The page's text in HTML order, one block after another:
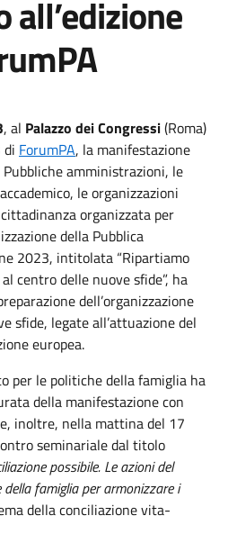
, al Palazzo dei Congressi(Roma)
di ForumPA, la manifestazione
amministrazioni, le
le organizzazioni
organizzata per
della Pubblica
2023, intitolata “Ripartiamo
centro delle nuove sfide”, ha
dell’organizzazione
sfide, legate all’attuazione del
europea.
per le politiche della famiglia ha
della manifestazione con
inoltre, nella mattina del 17
seminariale dal titolo
possibile. Le azioni del
famiglia per armonizzare i
della conciliazione vita-